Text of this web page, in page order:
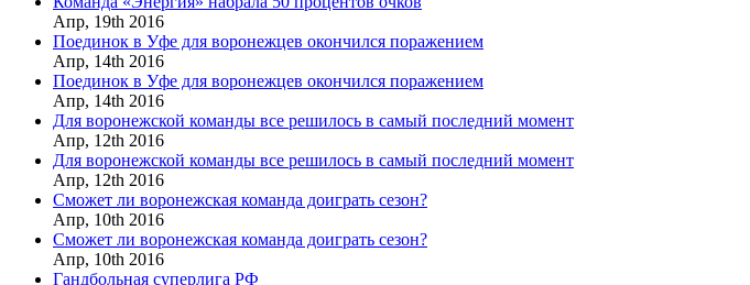
Апр, 19th 2016
Поединок в Уфе для воронежцев окончился поражением
Апр, 14th 2016
Поединок в Уфе для воронежцев окончился поражением
Апр, 14th 2016
Для воронежской команды все решилось в самый последний момент
Апр, 12th 2016
Для воронежской команды все решилось в самый последний момент
Апр, 12th 2016
Сможет ли воронежская команда доиграть сезон?
Апр, 10th 2016
Сможет ли воронежская команда доиграть сезон?
Апр, 10th 2016
Гандбольная суперлига РФ